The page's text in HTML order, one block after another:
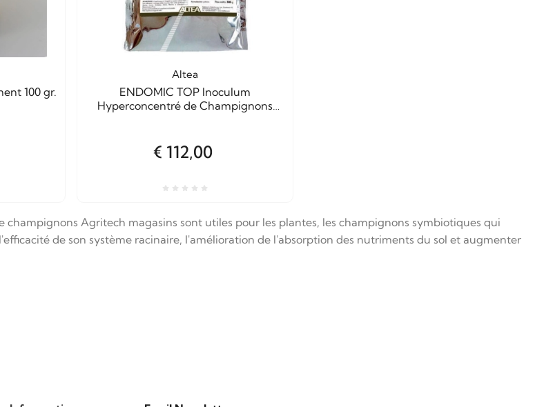
100 gr.
Altea
ENDOMIC TOP Inoculum
Hyperconcentré de Champignons
€ 112,00
champignons Agritech magasins sont utiles pour les plantes, les champignons symbiotiques qui
de son système racinaire, l'amélioration de l'absorption des nutriments du sol et augmenter